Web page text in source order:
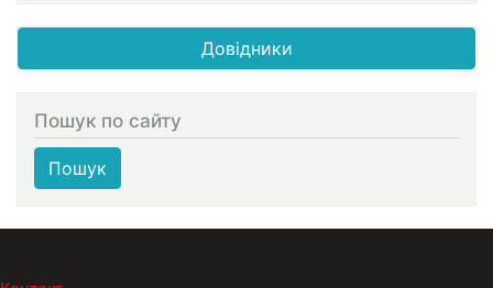
Довідники
Пошук по сайту
Пошук
МЕНЮ В ПОДВАЛЕ